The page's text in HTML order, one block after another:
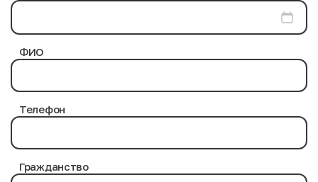
ФИО
Телефон
Гражданство